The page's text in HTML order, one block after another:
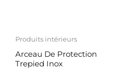
Produits intérieurs
Arceau De Protection
Trepied Inox